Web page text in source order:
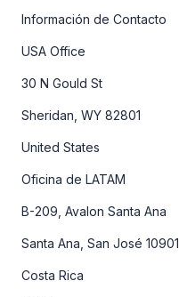
Información de Contacto
USA Office
30 N Gould St
Sheridan, WY 82801
United States
Oficina de LATAM
B-209, Avalon Santa Ana
Santa Ana, San José 10901
Costa Rica